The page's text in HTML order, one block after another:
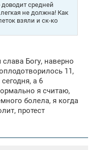
средней
не должна! Как
взяли и ск-ко
Богу, наверно
11,
а 6
я считаю,
болела, я когда
протест